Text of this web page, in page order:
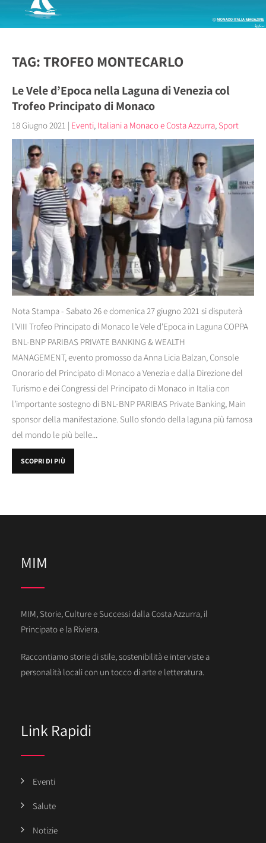
TAG: TROFEO MONTECARLO
Le Vele d’Epoca nella Laguna di Venezia col
Trofeo Principato di Monaco
18 Giugno 2021 | Eventi, Italiani a Monaco e Costa Azzurra, Sport
Nota Stampa - Sabato 26 e domenica 27 giugno 2021 si disputerà
l’VIII Trofeo Principato di Monaco le Vele d'Epoca in Laguna COPPA
BNL-BNP PARIBAS PRIVATE BANKING & WEALTH
MANAGEMENT, evento promosso da Anna Licia Balzan, Console
Onorario del Principato di Monaco a Venezia e dalla Direzione del
Turismo e dei Congressi del Principato di Monaco in Italia con
l’importante sostegno di BNL-BNP PARIBAS Private Banking, Main
sponsor della manifestazione. Sullo sfondo della laguna più famosa
del mondo le più belle...
SCOPRI DI PIÙ
MIM
MIM, Storie, Culture e Successi dalla Costa Azzurra, il
Principato e la Riviera.
Raccontiamo storie di stile, sostenibilità e interviste a
personalità locali con un tocco di arte e letteratura.
Link Rapidi
Eventi
Salute
Notizie